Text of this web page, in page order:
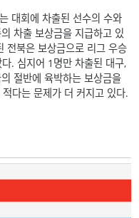
대회에 차출된 선수의 수와
차출 보상금을 지급하고 있
전북은 보상금으로 리그 우승
. 심지어 1명만 차출된 대구,
절반에 육박하는 보상금을
다는 문제가 더 커지고 있다.